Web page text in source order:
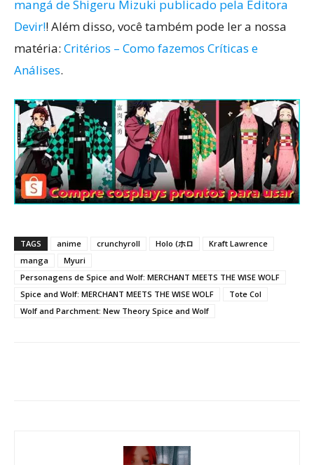
mangá de Shigeru Mizuki publicado pela Editora
Devir!! Além disso, você também pode ler a nossa
matéria: Critérios – Como fazemos Críticas e
Análises.
TAGS anime crunchyroll Holo (ホロ
Kraft Lawrence
manga
Myuri
Personagens de Spice and Wolf: MERCHANT MEETS THE WISE WOLF
Spice and Wolf: MERCHANT MEETS THE WISE WOLF
Tote Col
Wolf and Parchment: New Theory Spice and Wolf